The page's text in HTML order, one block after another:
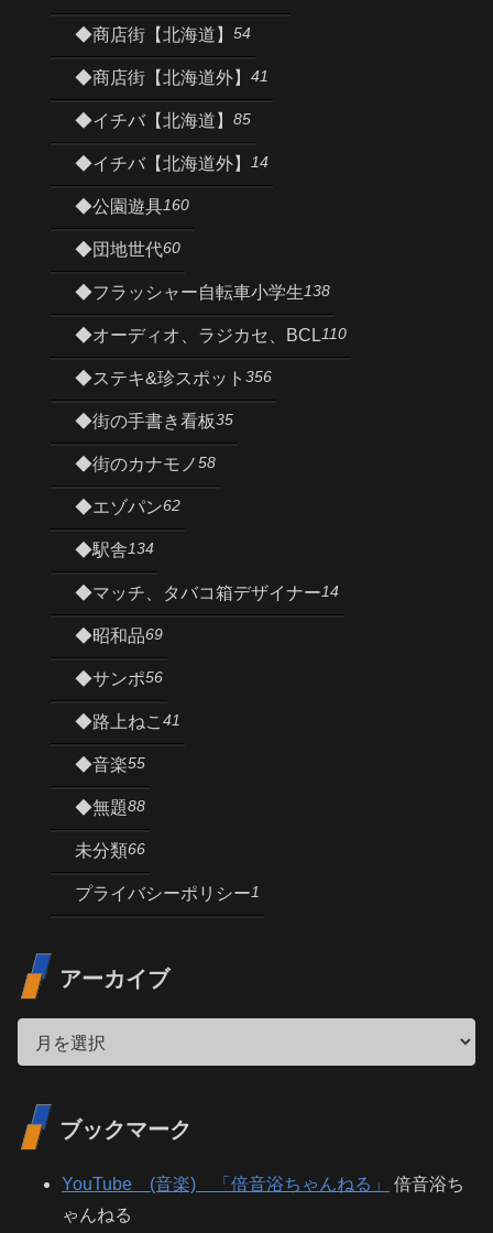
◆商店街【北海道】 54
◆商店街【北海道外】 41
◆イチバ【北海道】 85
◆イチバ【北海道外】 14
◆公園遊具160
◆団地世代60
◆フラッシャー自転車小学生138
◆オーディオ、ラジカセ、BCL110
◆ステキ&珍スポット 356
◆街の手書き看板35
◆街のカナモノ58
◆エゾパン62
◆駅舎134
◆マッチ、タバコ箱デザイナー14
◆昭和品69
◆サンポ56
◆路上ねこ 41
◆音楽55
◆無題88
未分類66
プライバシーポリシー1
アーカイブ
ブックマーク
YouTube (音楽) 「倍音浴ちゃんねる」
倍音浴ち
ゃんねる